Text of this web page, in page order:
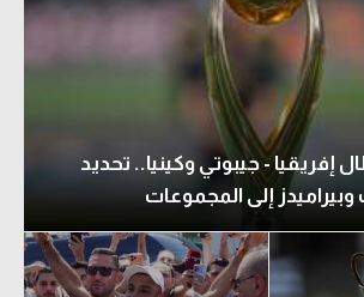
إفريقيا - جيبوتي وكينيا.. تحديد
إلى المجموعات